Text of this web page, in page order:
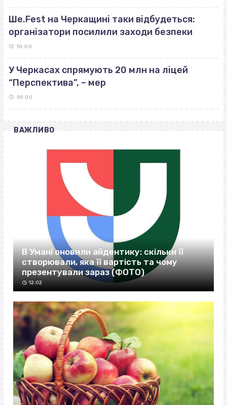
Ше.Fest на Черкащині таки відбудеться:
організатори посилили заходи безпеки
10:00
У Черкасах спрямують 20 млн на ліцей
“Перспектива”, – мер
09:00
ВАЖЛИВО
В Умані оновили айдентику: скільки її
створювали, яка її вартість та чому
презентували зараз (ФОТО)
12:02